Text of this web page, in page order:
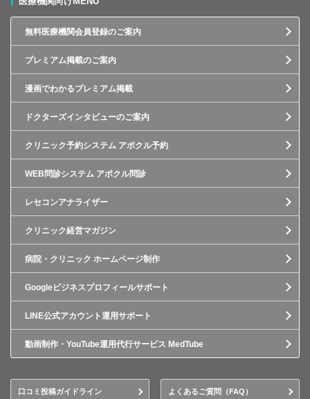
無料医療機関会員登録のご案内
プレミアム掲載のご案内
漫画でわかるプレミアム掲載
ドクターズインタビューのご案内
クリニック予約システム アポクル予約
WEB問診システム アポクル問診
レセコンアナライザー
クリニック経営マガジン
病院・クリニック ホームページ制作
Googleビジネスプロフィールサポート
LINE公式アカウント運用サポート
動画制作・YouTube運用代行サービス MedTube
口コミ投稿ガイドライン よくあるご質問（FAQ）